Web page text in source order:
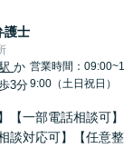
護士
か
3分
営業時間：09:00~1
9:00（土日祝日）
【一部電話相談可】
談対応可】【任意整